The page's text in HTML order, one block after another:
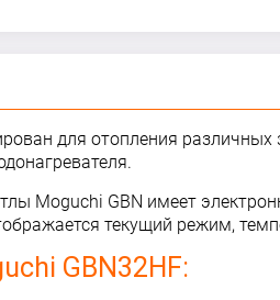
для отопления
Moguchi GBN имеет
текущий режим,
GBN32НF: